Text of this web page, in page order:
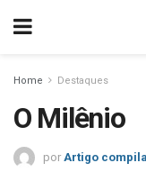
Home Destaques
O Milênio
por Artigo